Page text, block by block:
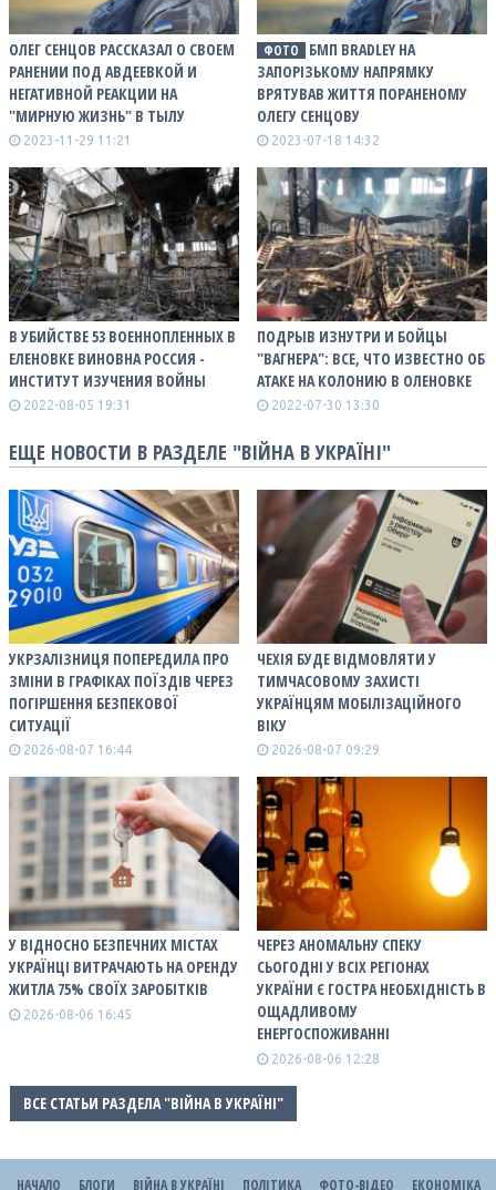
ОЛЕГ СЕНЦОВ РАССКАЗАЛ О СВОЕМ
РАНЕНИИ ПОД АВДЕЕВКОЙ И
НЕГАТИВНОЙ РЕАКЦИИ НА
"МИРНУЮ ЖИЗНЬ" В ТЫЛУ
2023-11-29 11:21
ФОТО
БМП BRADLEY НА
ЗАПОРІЗЬКОМУ НАПРЯМКУ
ВРЯТУВАВ ЖИТТЯ ПОРАНЕНОМУ
ОЛЕГУ СЕНЦОВУ
2023-07-18 14:32
В УБИЙСТВЕ 53 ВОЕННОПЛЕННЫХ В
ЕЛЕНОВКЕ ВИНОВНА РОССИЯ -
ИНСТИТУТ ИЗУЧЕНИЯ ВОЙНЫ
2022-08-05 19:31
ПОДРЫВ ИЗНУТРИ И БОЙЦЫ
"ВАГНЕРА": ВСЕ, ЧТО ИЗВЕСТНО ОБ
АТАКЕ НА КОЛОНИЮ В ОЛЕНОВКЕ
2022-07-30 13:30
ЕЩЕ НОВОСТИ В РАЗДЕЛЕ "ВІЙНА В УКРАЇНІ"
УКРЗАЛІЗНИЦЯ ПОПЕРЕДИЛА ПРО
ЗМІНИ В ГРАФІКАХ ПОЇЗДІВ ЧЕРЕЗ
ПОГІРШЕННЯ БЕЗПЕКОВОЇ
СИТУАЦІЇ
2026-08-07 16:44
ЧЕХІЯ БУДЕ ВІДМОВЛЯТИ У
ТИМЧАСОВОМУ ЗАХИСТІ
УКРАЇНЦЯМ МОБІЛІЗАЦІЙНОГО
ВІКУ
2026-08-07 09:29
У ВІДНОСНО БЕЗПЕЧНИХ МІСТАХ
УКРАЇНЦІ ВИТРАЧАЮТЬ НА ОРЕНДУ
ЖИТЛА 75% СВОЇХ ЗАРОБІТКІВ
2026-08-06 16:45
ЧЕРЕЗ АНОМАЛЬНУ СПЕКУ
СЬОГОДНІ У ВСІХ РЕГІОНАХ
УКРАЇНИ Є ГОСТРА НЕОБХІДНІСТЬ В
ОЩАДЛИВОМУ
ЕНЕРГОСПОЖИВАННІ
2026-08-06 12:28
ВСЕ СТАТЬИ РАЗДЕЛА "ВІЙНА В УКРАЇНІ"
НАЧАЛО БЛОГИ ВІЙНА В УКРАЇНІ ПОЛІТИКА ФОТО-ВІДЕО ЕКОНОМІКА